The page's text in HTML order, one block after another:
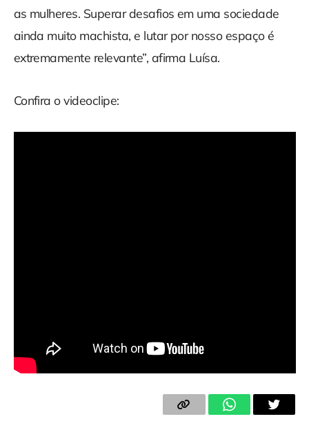
as mulheres. Superar desafios em uma sociedade
ainda muito machista, e lutar por nosso espaço é
extremamente relevante”, afirma Luísa.
Confira o videoclipe: